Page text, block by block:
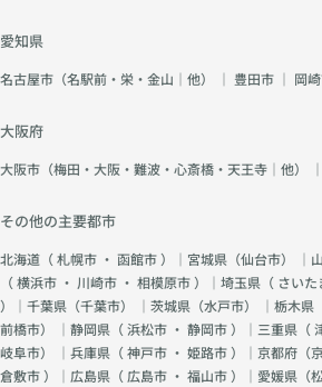
愛知県
名古屋市（名駅前・栄・金山｜他） ｜ 豊田市 ｜ 岡
大阪府
大阪市（梅田・大阪・難波・心斎橋・天王寺｜他） ｜
その他の主要都市
北海道（札幌市 ・ 函館市）｜宮城県（仙台市） ｜
（横浜市 ・ 川崎市 ・ 相模原市）｜埼玉県（ さい
）｜千葉県（千葉市） ｜茨城県（水戸市） ｜栃木県
前橋市） ｜静岡県（浜松市 ・ 静岡市）｜三重県（
岐阜市） ｜兵庫県（神戸市 ・ 姫路市）｜京都府（
倉敷市）｜広島県（ 広島市 ・ 福山市）｜愛媛県（